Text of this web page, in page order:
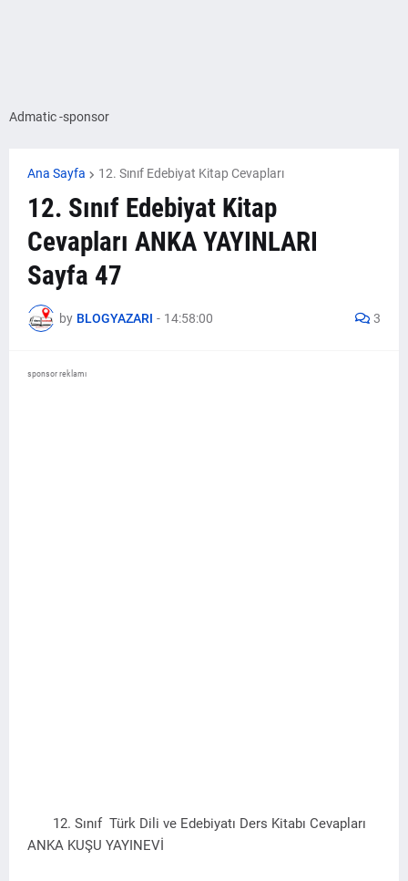
Admatic -sponsor
Ana Sayfa 12. Sınıf Edebiyat Kitap Cevapları
12. Sınıf Edebiyat Kitap
Cevapları ANKA YAYINLARI
Sayfa 47
by BLOGYAZARI - 14:58:00 3
sponsor reklamı
12. Sınıf Türk Dili ve Edebiyatı Ders Kitabı Cevapları
ANKA KUŞU YAYINEVİ